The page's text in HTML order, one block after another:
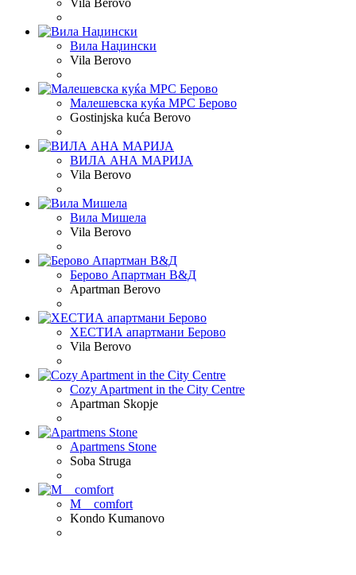
Вила Наџински
Vila Berovo
Малешевска куќа МРС Берово
Gostinjska kuća Berovo
ВИЛА АНА МАРИЈА
Vila Berovo
Вила Мишела
Vila Berovo
Берово Апартман В&Д
Apartman Berovo
ХЕСТИА апартмани Берово
Vila Berovo
Cozy Apartment in the City Centre
Apartman Skopje
Apartmens Stone
Soba Struga
M _ comfort
Kondo Kumanovo